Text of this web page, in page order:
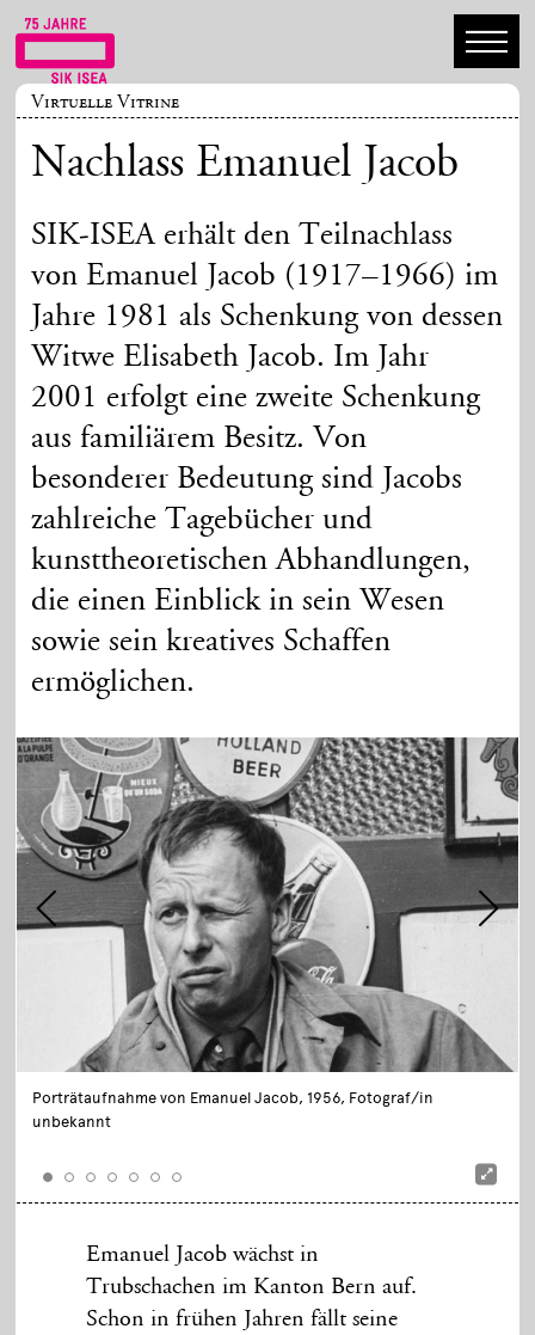
Virtuelle Vitrine
Nachlass Emanuel Jacob
SIK-ISEA erhält den Teilnachlass
von Emanuel Jacob (1917–1966) im
Jahre 1981 als Schenkung von dessen
Witwe Elisabeth Jacob. Im Jahr
2001 erfolgt eine zweite Schenkung
aus familiärem Besitz. Von
besonderer Bedeutung sind Jacobs
zahlreiche Tagebücher und
kunsttheoretischen Abhandlungen,
die einen Einblick in sein Wesen
sowie sein kreatives Schaffen
ermöglichen.
Porträtaufnahme von Emanuel Jacob, 1956, Fotograf/in
unbekannt
Emanuel Jacob wächst in
Trubschachen im Kanton Bern auf.
Schon in frühen Jahren fällt seine